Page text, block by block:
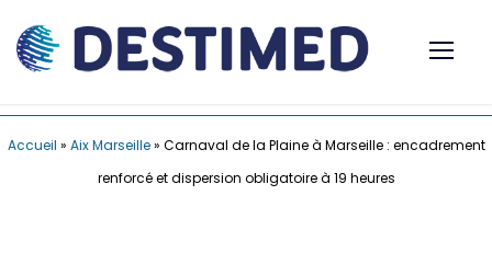
Accueil » Aix Marseille» Carnaval de la Plaine à Marseille : encadrement
renforcé et dispersion obligatoire à 19 heures